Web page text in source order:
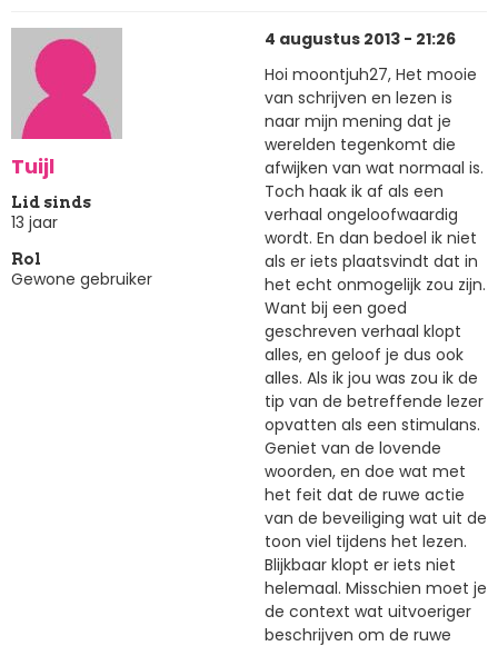
Tuijl
Lid sinds
13 jaar
Rol
Gewone gebruiker
4 augustus 2013 - 21:26
Hoi moontjuh27, Het mooie
van schrijven en lezen is
naar mijn mening dat je
werelden tegenkomt die
afwijken van wat normaal is.
Toch haak ik af als een
verhaal ongeloofwaardig
wordt. En dan bedoel ik niet
als er iets plaatsvindt dat in
het echt onmogelijk zou zijn.
Want bij een goed
geschreven verhaal klopt
alles, en geloof je dus ook
alles. Als ik jou was zou ik de
tip van de betreffende lezer
opvatten als een stimulans.
Geniet van de lovende
woorden, en doe wat met
het feit dat de ruwe actie
van de beveiliging wat uit de
toon viel tijdens het lezen.
Blijkbaar klopt er iets niet
helemaal. Misschien moet je
de context wat uitvoeriger
beschrijven om de ruwe